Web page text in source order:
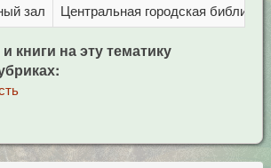
зал Центральная городская
книги на эту тематику